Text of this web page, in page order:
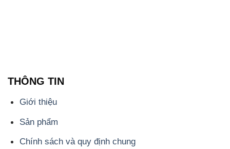
Chính sách và quy định chung
Tin tức
Liên hệ